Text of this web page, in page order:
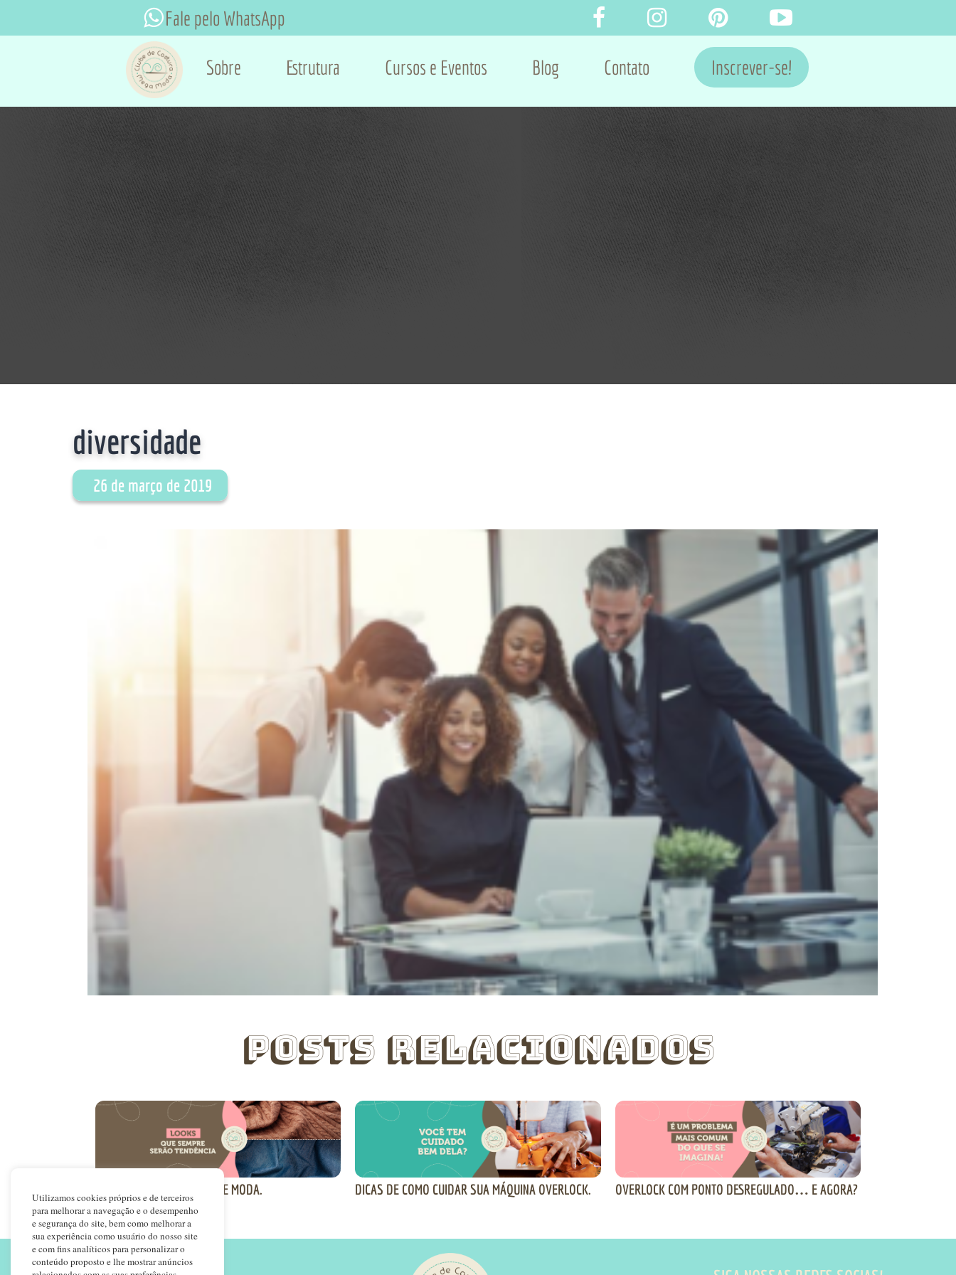
Fale pelo WhatsApp
Sobre Estrutura Cursos e Eventos Blog Contato Inscrever-se!
diversidade
26 de março de 2019
Posts Relacionados
LOOKS QUE NUNCA SAEM DE MODA. DICAS DE COMO CUIDAR SUA MÁQUINA OVERLOCK. OVERLOCK COM PONTO DESREGULADO… E AGORA?
Utilizamos cookies próprios e de terceiros
para melhorar a navegação e o desempenho
e segurança do site, bem como melhorar a
sua experiência como usuário do nosso site
e com fins analíticos para personalizar o
conteúdo proposto e lhe mostrar anúncios